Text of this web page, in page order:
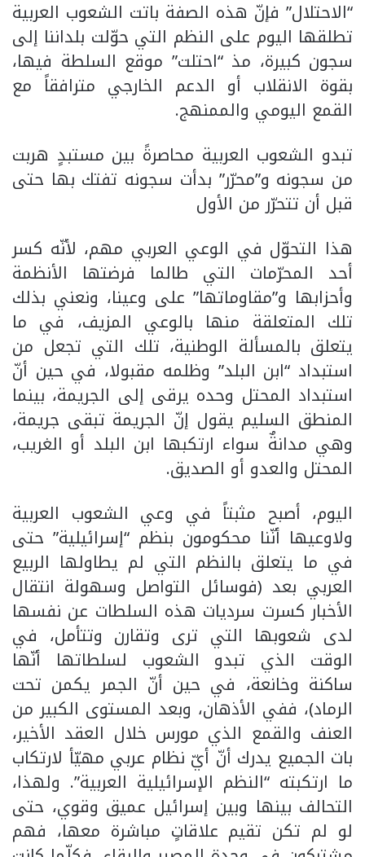
“الاحتلال” فإنّ هذه الصفة باتت الشعوب العربية
تطلقها اليوم على النظم التي حوّلت بلداننا إلى
سجون كبيرة، مذ “احتلت” موقع السلطة فيها،
بقوة الانقلاب أو الدعم الخارجي مترافقاً مع
القمع اليومي والممنهج.
تبدو الشعوب العربية محاصرةً بين مستبدٍ هربت
من سجونه و”محرّر” بدأت سجونه تفتك بها حتى
قبل أن تتحرّر من الأول
هذا التحوّل في الوعي العربي مهم، لأنّه كسر
أحد المحرّمات التي طالما فرضتها الأنظمة
وأحزابها و”مقاوماتها” على وعينا، ونعني بذلك
تلك المتعلقة منها بالوعي المزيف، في ما
يتعلق بالمسألة الوطنية، تلك التي تجعل من
استبداد “ابن البلد” وظلمه مقبولا، في حين أنّ
استبداد المحتل وحده يرقى إلى الجريمة، بينما
المنطق السليم يقول إنّ الجريمة تبقى جريمة،
وهي مدانةٌ سواء ارتكبها ابن البلد أو الغريب،
المحتل والعدو أو الصديق.
اليوم، أصبح مثبتاً في وعي الشعوب العربية
ولاوعيها أنّنا محكومون بنظم “إسرائيلية” حتى
في ما يتعلق بالنظم التي لم يطاولها الربيع
العربي بعد (فوسائل التواصل وسهولة انتقال
الأخبار كسرت سرديات هذه السلطات عن نفسها
لدى شعوبها التي ترى وتقارن وتتأمل، في
الوقت الذي تبدو الشعوب لسلطاتها أنّها
ساكنة وخانعة، في حين أنّ الجمر يكمن تحت
الرماد)، ففي الأذهان، وبعد المستوى الكبير من
العنف والقمع الذي مورس خلال العقد الأخير،
بات الجميع يدرك أنّ أيّ نظام عربي مهيّأ لارتكاب
ما ارتكبته “النظم الإسرائيلية العربية”. ولهذا،
التحالف بينها وبين إسرائيل عميق وقوي، حتى
لو لم تكن تقيم علاقاتٍ مباشرة معها، فهم